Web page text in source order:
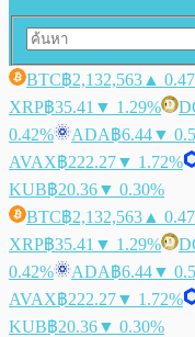
BTC฿2,132,563 ▲
XRP฿35.41 ▼ 1.29%
0.42%
ADA฿6.44▼
AVAX฿222.27▼ 1.72%
KUB฿20.36▼ 0.30%
BTC฿2,132,563 ▲
XRP฿35.41 ▼ 1.29%
0.42%
ADA฿6.44▼
AVAX฿222.27▼ 1.72%
KUB฿20.36▼ 0.30%